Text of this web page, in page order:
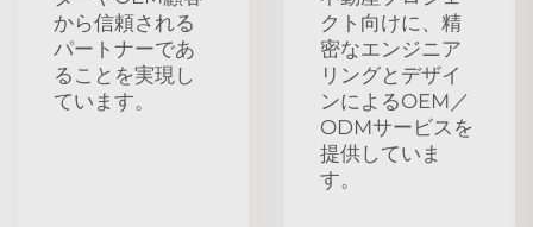
から信頼される
パートナーであ
ることを実現し
ています。
クト向けに、精
密なエンジニア
リングとデザイ
ンによるOEM／
ODMサービスを
提供していま
す。